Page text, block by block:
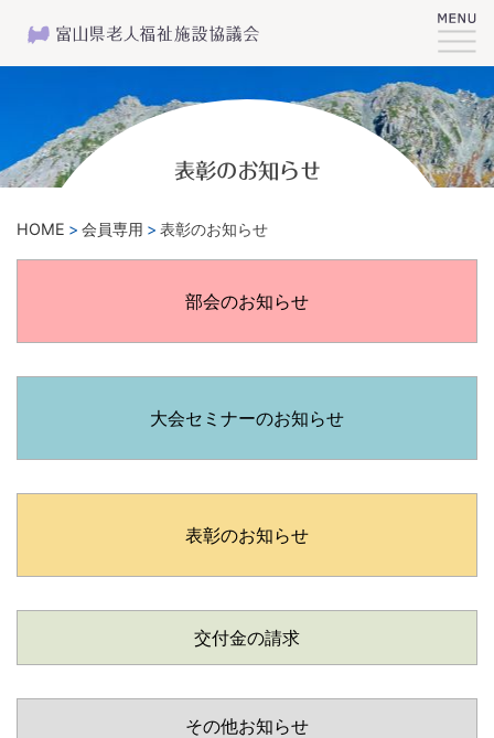
表彰のお知らせ
HOME 会員専用 表彰のお知らせ
部会のお知らせ
大会セミナーのお知らせ
表彰のお知らせ
交付金の請求
その他お知らせ